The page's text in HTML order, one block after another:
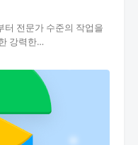
터 전문가 수준의 작업을
강력한…